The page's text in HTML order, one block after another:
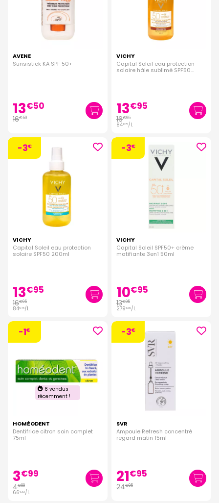
AVENE
Sunsistick KA SPF 50+
13€50
16€50
VICHY
Capital Soleil eau protection
solaire hâle sublimé SPF50
13€95
16€95
84€75/l.
-3€
VICHY
Capital Soleil eau protection
solaire SPF50 200ml
13€95
16€95
84€75/l.
-3€
VICHY
Capital Soleil SPF50+ crème
matifiante 3en1 50ml
10€95
13€95
279€00/l.
-1€
6 vendus
récemment !
HOMÉODENT
Dentifrice citron soin complet
75ml
3€99
4€99
66€53/l.
-3€
SVR
Ampoule Refresh concentré
regard matin 15ml
21€95
24€95